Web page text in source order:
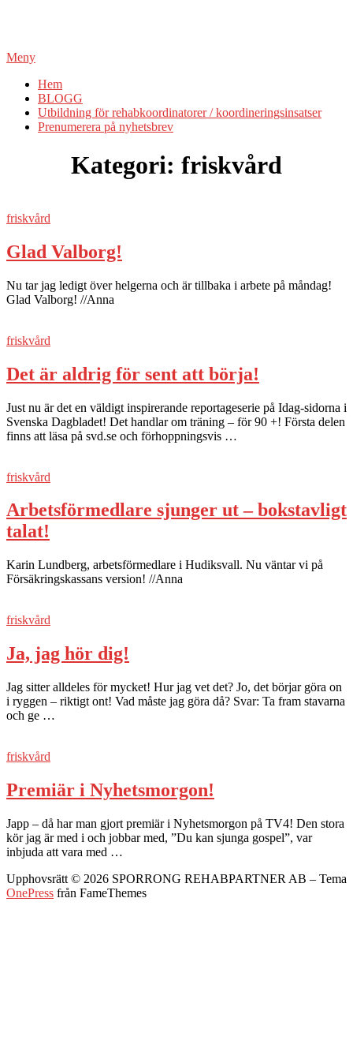
Meny
Hem
BLOGG
Utbildning för rehabkoordinatorer / koordineringsinsatser
Prenumerera på nyhetsbrev
Kategori: friskvård
friskvård
Glad Valborg!
Nu tar jag ledigt över helgerna och är tillbaka i arbete på måndag!
Glad Valborg! //Anna
friskvård
Det är aldrig för sent att börja!
Just nu är det en väldigt inspirerande reportageserie på Idag-sidorna i
Svenska Dagbladet! Det handlar om träning – för 90 +! Första delen
finns att läsa på svd.se och förhoppningsvis …
friskvård
Arbetsförmedlare sjunger ut – bokstavligt
talat!
Karin Lundberg, arbetsförmedlare i Hudiksvall. Nu väntar vi på
Försäkringskassans version! //Anna
friskvård
Ja, jag hör dig!
Jag sitter alldeles för mycket! Hur jag vet det? Jo, det börjar göra on
i ryggen – riktigt ont! Vad måste jag göra då? Svar: Ta fram stavarna
och ge …
friskvård
Premiär i Nyhetsmorgon!
Japp – då har man gjort premiär i Nyhetsmorgon på TV4! Den stora
kör jag är med i och jobbar med, ”Du kan sjunga gospel”, var
inbjuda att vara med …
Upphovsrätt © 2026 SPORRONG REHABPARTNER AB – Tema
OnePress från FameThemes